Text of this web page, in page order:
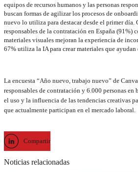
equipos de recursos humanos y las personas
buscan formas de agilizar los procesos de
nuevo lo utiliza para destacar desde el primer día.
responsables de la contratación en España (91%)
materiales visuales mejoran la experiencia de
67% utiliza la IA para crear materiales que ayudan
La encuesta “Año nuevo, trabajo nuevo” de
responsables de contratación y 6.000 personas en
el uso y la influencia de las tendencias creativas
que actualmente participan en el mercado laboral.
Compartir
Noticias relacionadas